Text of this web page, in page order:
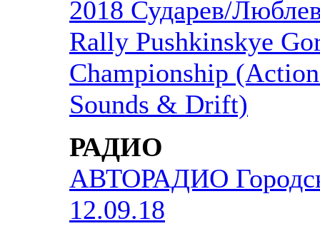
2018 Сударев/
Rally Pushkinskye
Championship
Sounds & Drift)
РАДИО
АВТОРАДИО
12.09.18